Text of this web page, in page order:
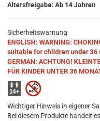
Altersfreigabe: Ab 14 Jahren
Sicherheitswarnung
ENGLISH: WARNING:
suitable for children under 36
GERMAN: ACHTUNG!
FÜR KINDER UNTER 36
Wichtiger Hinweis in eigener
Bei diesem Produkte handelt